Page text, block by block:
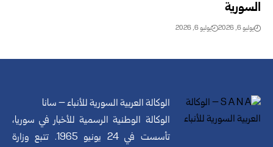
السورية
يوليو 6, 2026 يوليو 6, 2026
الوكالة العربية السورية للأنباء – سانا
الوكالة الوطنية الرسمية للأخبار في سوريا،
تأسست في 24 يونيو 1965. تتبع وزارة